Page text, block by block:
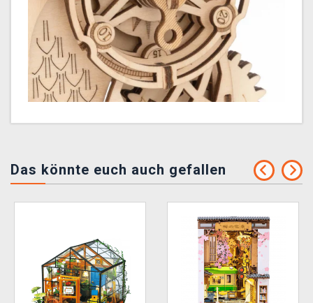
Das könnte euch auch gefallen